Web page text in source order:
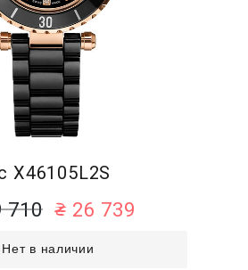
X46105L2S
710 26 739
Нет в наличии